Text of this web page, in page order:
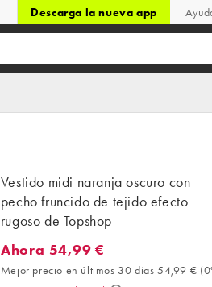
Descarga la nueva app
Vestido midi naranja oscuro con
pecho fruncido de tejido efecto
rugoso de Topshop
Ahora 54,99 €. Mejor precio en
Ahora 54,99 €
Mejor precio en últimos 30 días 54,99 € (